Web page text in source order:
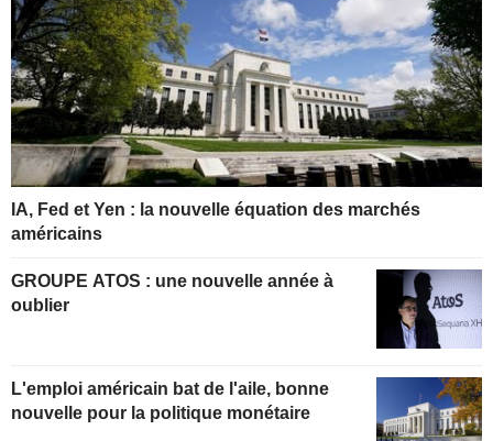
IA, Fed et Yen : la nouvelle équation des marchés
américains
GROUPE ATOS : une nouvelle année à
oublier
L'emploi américain bat de l'aile, bonne
nouvelle pour la politique monétaire